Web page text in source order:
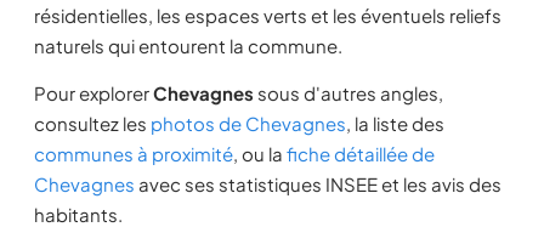
résidentielles, les espaces verts et les éventuels reliefs
naturels qui entourent la commune.
Pour explorerChevagnes sous d'autres angles,
consultez les photos de Chevagnes, la liste des
communes à proximité, ou la fiche détaillée de
Chevagnes avec ses statistiques INSEE et les avis des
habitants.